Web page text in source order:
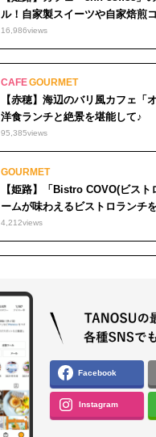
ル！自家製スイーツや自家焙煎
16,986views
CAFEGOURMET
【赤穂】海辺のバリ風カフェ「
洋食ランチと絶景を堪能して♪
95,385views
GOURMET
【姫路】「Bistro COVO(ビス
ームが味わえるビストロランチ
4,212views
Facebook
Instagram